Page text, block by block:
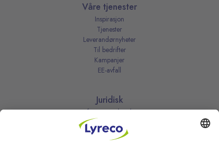
Våre tjenester
Inspirasjon
Tjenester
Leverandørnyheter
Til bedrifter
Kampanjer
EE-avfall
Juridisk
Informasjonskapsler
Kjøpsbetingelser
Personvernerklæring
Vilkår